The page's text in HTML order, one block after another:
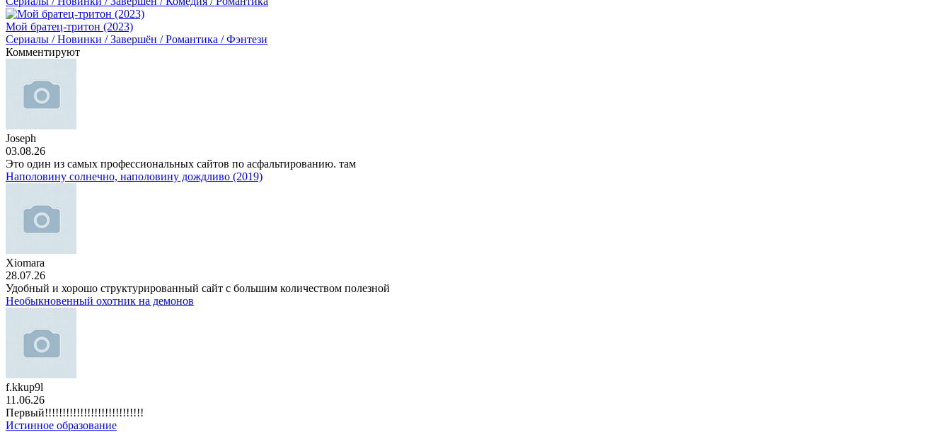
Мой братец-тритон (2023)
Сериалы / Новинки / Завершён / Романтика / Фэнтези
Комментируют
Joseph
03.08.26
Это один из самых профессиональных сайтов по асфальтированию. там
Наполовину солнечно, наполовину дождливо (2019)
Xiomara
28.07.26
Удобный и хорошо структурированный сайт с большим количеством полезной
Необыкновенный охотник на демонов
f.kkup9l
11.06.26
Первый!!!!!!!!!!!!!!!!!!!!!!!!!!!!
Истинное образование